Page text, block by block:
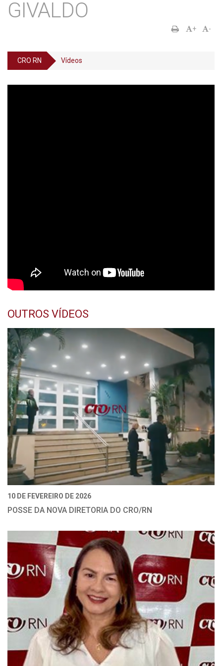
GIVALDO
+ -
CRO RN Vídeos
OUTROS VÍDEOS
10 DE FEVEREIRO DE 2026
POSSE DA NOVA DIRETORIA DO CRO/RN